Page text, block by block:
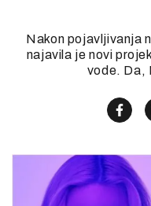
Nakon pojavljivanja
najavila je novi
vode. Da,